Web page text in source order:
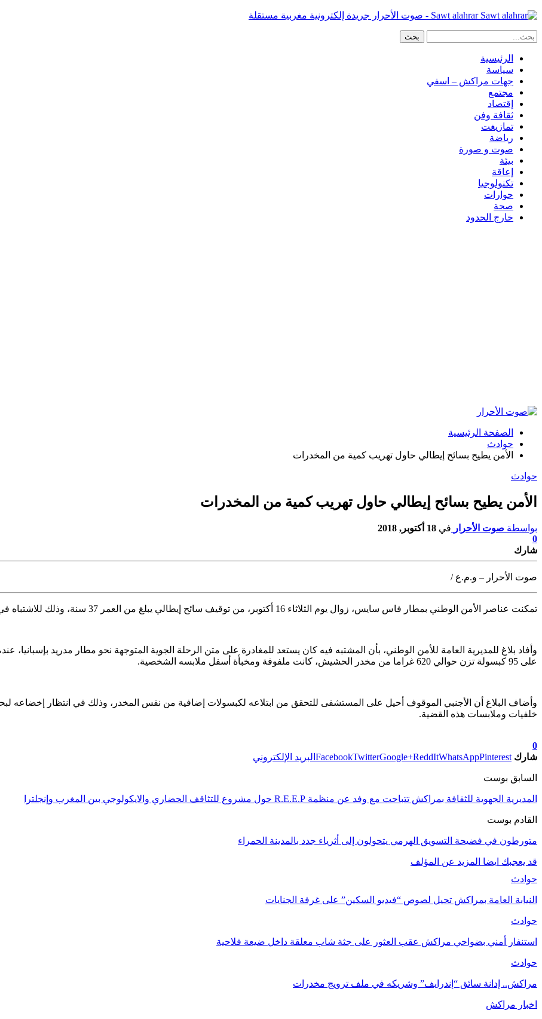
Sawt alahrar - صوت الأحرار جريدة إلكترونية مغربية مستقلة
الرئيسية
سياسة
جهات مراكش – اسفي
مجتمع
إقتصاد
ثقافة وفن
تمازيغت
رياضة
صوت و صورة
بيئة
إعاقة
تكنولوجيا
حوارات
صحة
خارج الحدود
الصفحة الرئيسية
حوادث
الأمن يطيح بسائح إيطالي حاول تهريب كمية من المخدرات
حوادث
الأمن يطيح بسائح إيطالي حاول تهريب كمية من المخدرات
بواسطة صوت الأحرار في 18 أكتوبر, 2018
0
شارك
صوت الأحرار – و.م.ع /
تمكنت عناصر الأمن الوطني بمطار فاس سايس، زوال يوم الثلاثاء 16 أكتوبر، من توقيف سائح إيطالي يبلغ من العمر 37 سنة، وذلك للاشتباه في تورطه في محاولة تهريب كمية من المخدرات.
وأفاد بلاغ للمديرية العامة للأمن الوطني، بأن المشتبه فيه كان يستعد للمغادرة على متن الرحلة الجوية المتوجهة نحو مطار مدريد بإسبانيا،
على 95 كبسولة تزن حوالي 620 غراما من مخدر الحشيش، كانت ملفوفة ومخبأة أسفل ملابسه الشخصية.
وأضاف البلاغ أن الأجنبي الموقوف أحيل على المستشفى للتحقق من ابتلاعه لكبسولات إضافية من نفس المخدر، وذلك في انتظار
خلفيات وملابسات هذه القضية.
0
شارك
FacebookTwitterGoogle+ReddItWhatsAppPinterest البريد الإلكتروني
السابق بوست
المديرية الجهوية للثقافة بمراكش تتباحت مع وفد عن منظمة R.E.E.P حول مشروع للتثاقف الحضاري والايكولوجي بين المغرب وإنجلترا
القادم بوست
متورطون في فضيحة التسويق الهرمي يتحولون إلى أثرياء جدد بالمدينة الحمراء
قد يعجبك ايضا المزيد عن المؤلف
حوادث
النيابة العامة بمراكش تحيل لصوص “فيديو السكين” على غرفة الجنايات
حوادث
استنفار أمني بضواحي مراكش عقب العثور على جثة شاب معلقة داخل ضيعة فلاحية
حوادث
مراكش.. إدانة سائق “إندرايف” وشريكه في ملف ترويج مخدرات
اخبار مراكش